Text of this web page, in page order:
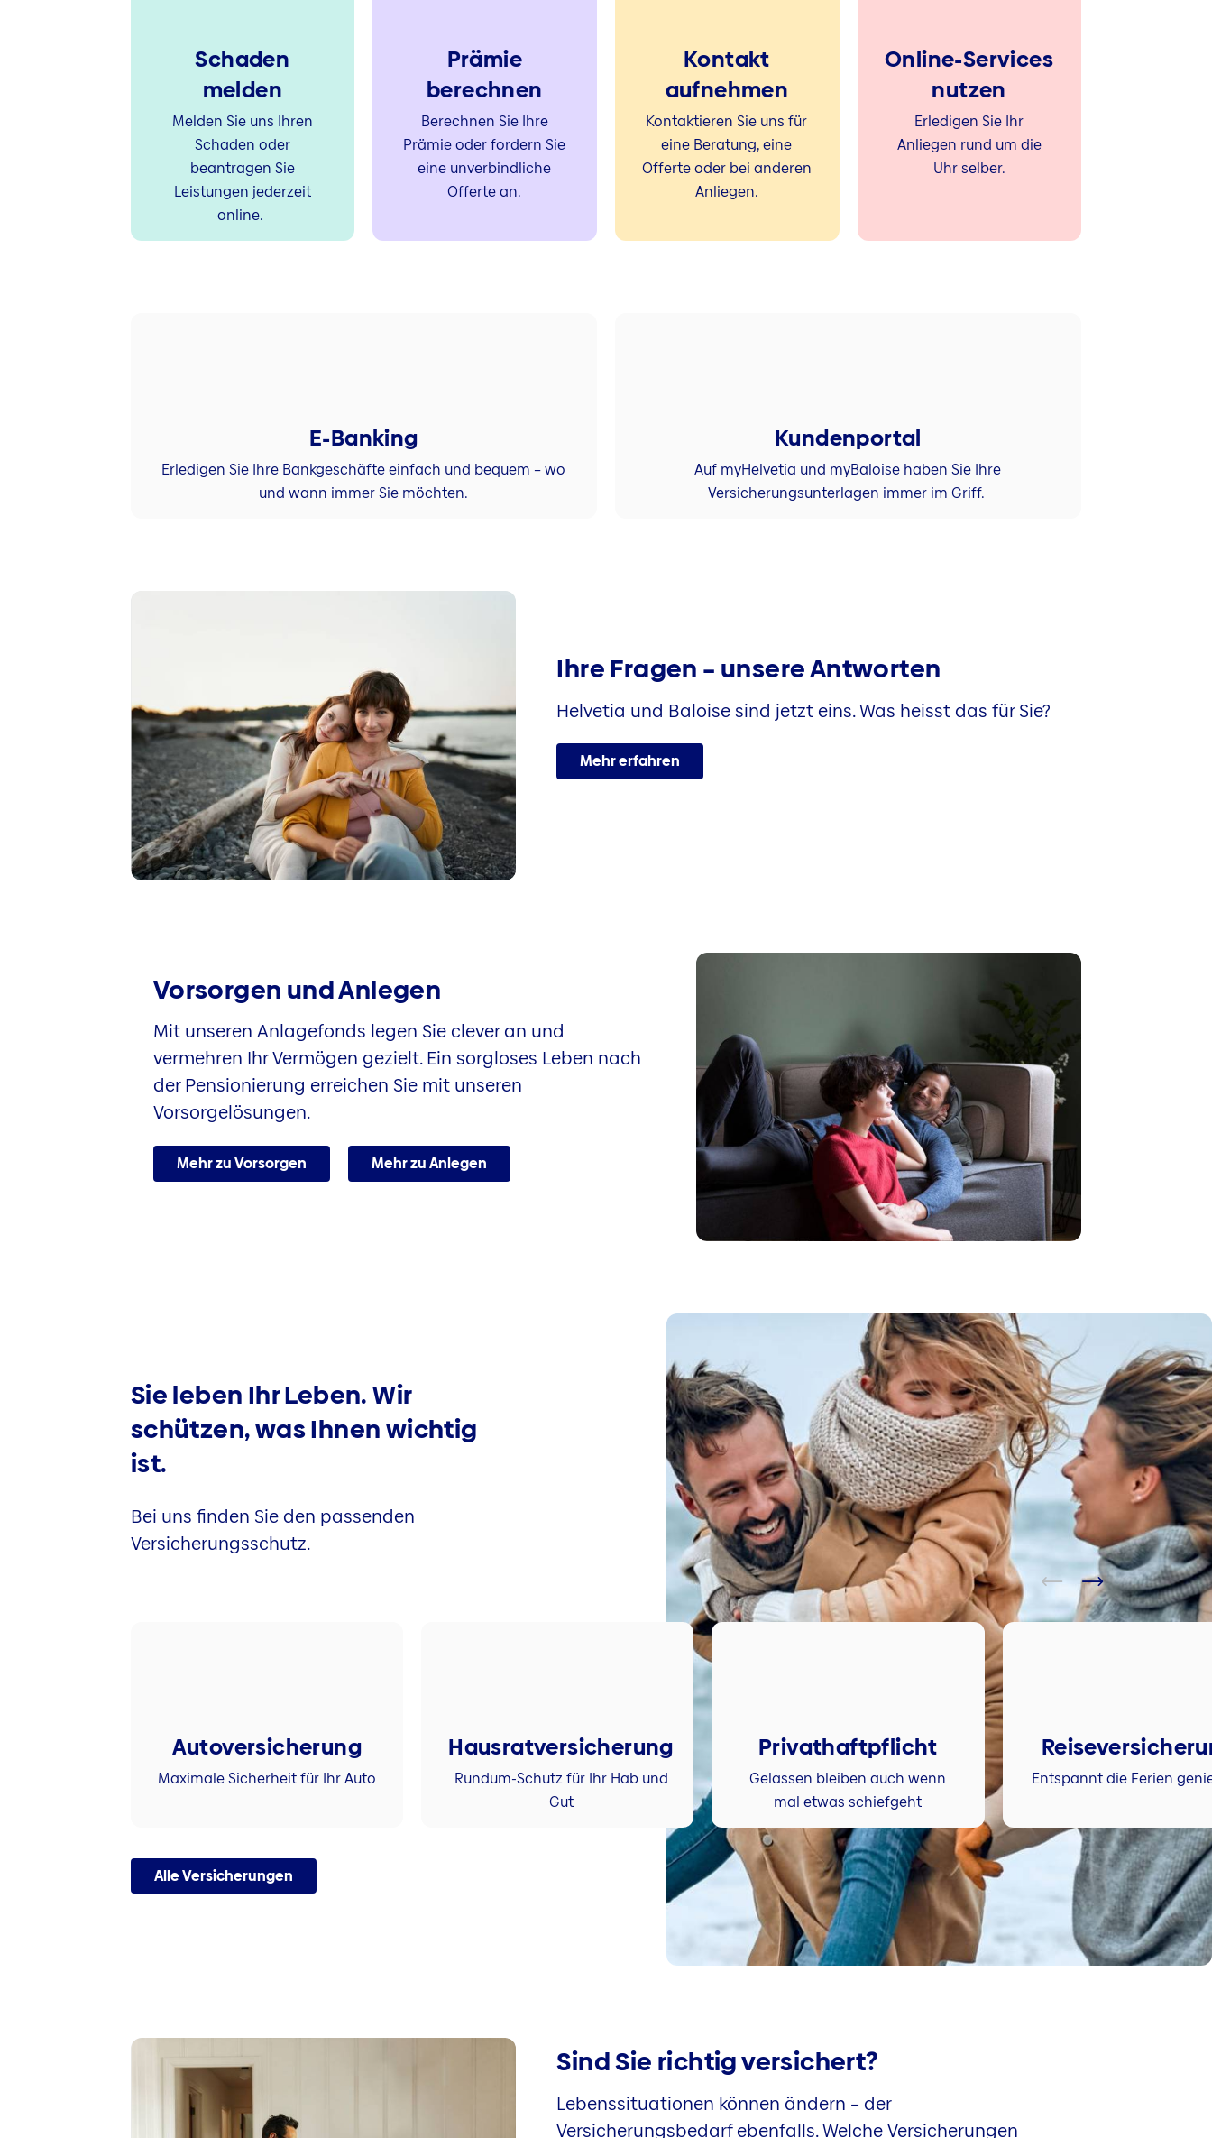
Schaden
melden
Melden Sie uns Ihren
Schaden oder
beantragen Sie
Leistungen jederzeit
online.
Prämie
berechnen
Berechnen Sie Ihre
Prämie oder fordern Sie
eine unverbindliche
Offerte an.
Kontakt
aufnehmen
Kontaktieren Sie uns für
eine Beratung, eine
Offerte oder bei anderen
Anliegen.
Online-Services
nutzen
Erledigen Sie Ihr
Anliegen rund um die
Uhr selber.
E-Banking
Erledigen Sie Ihre Bankgeschäfte einfach und bequem – wo
und wann immer Sie möchten.
Kundenportal
Auf myHelvetia und myBaloise haben Sie Ihre
Versicherungsunterlagen immer im Griff.
Ihre Fragen – unsere Antworten
Helvetia und Baloise sind jetzt eins. Was heisst das für Sie?
Mehr erfahren
Vorsorgen und Anlegen
Mit unseren Anlagefonds legen Sie clever an und
vermehren Ihr Vermögen gezielt. Ein sorgloses Leben nach
der Pensionierung erreichen Sie mit unseren
Vorsorgelösungen.
Mehr zu Vorsorgen Mehr zu Anlegen
Sie leben Ihr Leben. Wir
schützen, was Ihnen wichtig
ist.
Bei uns finden Sie den passenden
Versicherungsschutz.
Autoversicherung
Maximale Sicherheit für Ihr Auto
Hausratversicherung
Rundum-Schutz für Ihr Hab und
Gut
Privathaftpflicht
Gelassen bleiben auch wenn
mal etwas schiefgeht
Entspannt die Ferien
Alle Versicherungen
Sind Sie richtig versichert?
Lebenssituationen können ändern – der
Versicherungsbedarf ebenfalls. Welche Versicherungen